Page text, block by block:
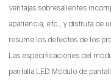
ventajas sobresalientes
apariencia, etc., y disfruta de
resume los defectos de los
Las especificaciones del
pantalla LED Módulo de